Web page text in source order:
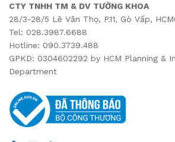
CTY TNHH TM & DV TƯỜNG KHOA
28/3-28/5 Lê Văn Thọ, P.11, Gò Vấp,
Tel: 028.3987.6688
Hotline: 090.3739.488
GPKD: 0304602292 by HCM Planning &
Department